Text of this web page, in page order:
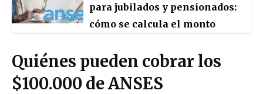
para jubilados y pensionados:
cómo se calcula el monto
Quiénes pueden cobrar los
$100.000 de ANSES